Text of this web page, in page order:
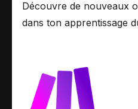
Découvre de nouveaux
dans ton apprentissage